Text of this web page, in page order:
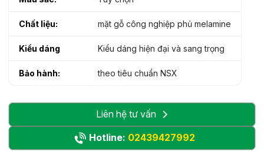
Chất liệu: mặt gỗ công nghiệp phủ melamine
Kiểu dáng Kiểu dáng hiện đại và sang trọng
Bảo hành: theo tiêu chuẩn NSX
Liên hệ tư vấn
Hotline: 02439427992